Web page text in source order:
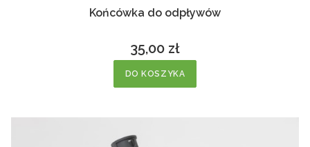
Końcówka do odpływów
Cena
35,00 zł
DO KOSZYKA